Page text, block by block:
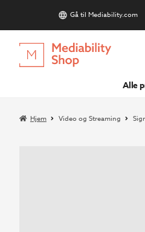
Gå til Mediability.com
Hopp
til
Hopp
til
Alle
Hjem Video og Streaming